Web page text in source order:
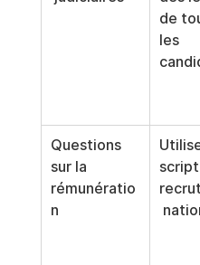
de
les
Questions
sur la
rémunératio
n